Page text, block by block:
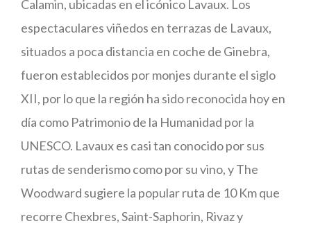
Calamin, ubicadas en el icónico Lavaux. Los
espectaculares viñedos en terrazas de Lavaux,
situados a poca distancia en coche de Ginebra,
fueron establecidos por monjes durante el siglo
XII, por lo que la región ha sido reconocida hoy en
día como Patrimonio de la Humanidad por la
UNESCO. Lavaux es casi tan conocido por sus
rutas de senderismo como por su vino, y The
Woodward sugiere la popular ruta de 10 Km que
recorre Chexbres, Saint-Saphorin, Rivaz y